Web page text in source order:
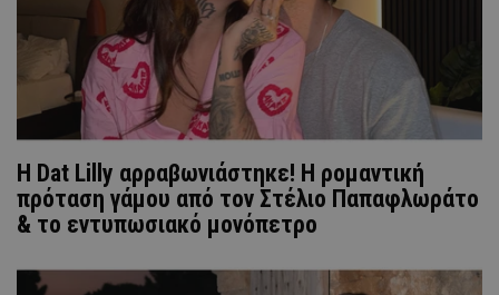
Η Dat Lilly αρραβωνιάστηκε! Η ρομαντική
πρόταση γάμου από τον Στέλιο Παπαφλωράτο
& το εντυπωσιακό μονόπετρο